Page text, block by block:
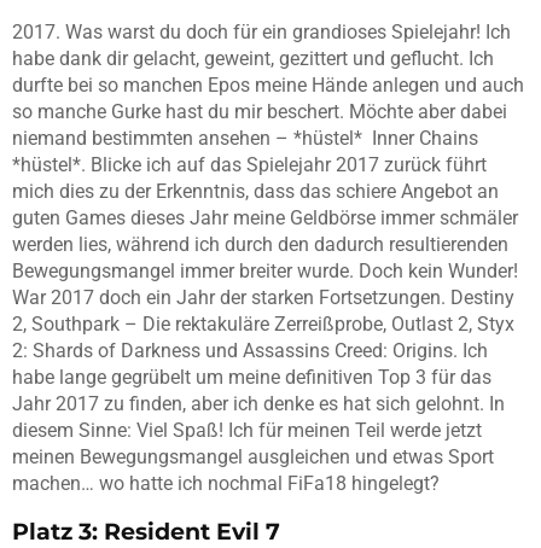
2017. Was warst du doch für ein grandioses Spielejahr! Ich
habe dank dir gelacht, geweint, gezittert und geflucht. Ich
durfte bei so manchen Epos meine Hände anlegen und auch
so manche Gurke hast du mir beschert. Möchte aber dabei
niemand bestimmten ansehen – *hüstel* Inner Chains
*hüstel*. Blicke ich auf das Spielejahr 2017 zurück führt
mich dies zu der Erkenntnis, dass das schiere Angebot an
guten Games dieses Jahr meine Geldbörse immer schmäler
werden lies, während ich durch den dadurch resultierenden
Bewegungsmangel immer breiter wurde. Doch kein Wunder!
War 2017 doch ein Jahr der starken Fortsetzungen. Destiny
2, Southpark – Die rektakuläre Zerreißprobe, Outlast 2, Styx
2: Shards of Darkness und Assassins Creed: Origins. Ich
habe lange gegrübelt um meine definitiven Top 3 für das
Jahr 2017 zu finden, aber ich denke es hat sich gelohnt. In
diesem Sinne: Viel Spaß! Ich für meinen Teil werde jetzt
meinen Bewegungsmangel ausgleichen und etwas Sport
machen… wo hatte ich nochmal FiFa18 hingelegt?
Platz 3: Resident Evil 7